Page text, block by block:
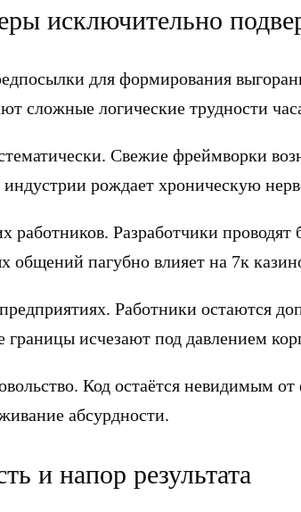
исключительно
для формирования
сложные логические трудности
Свежие фреймворки
рождает хроническую
работников. Разработчики
общений пагубно влияет на 7к
Работники остаются
границы исчезают под давлением
Код остаётся невидимым
абсурдности.
и напор результата